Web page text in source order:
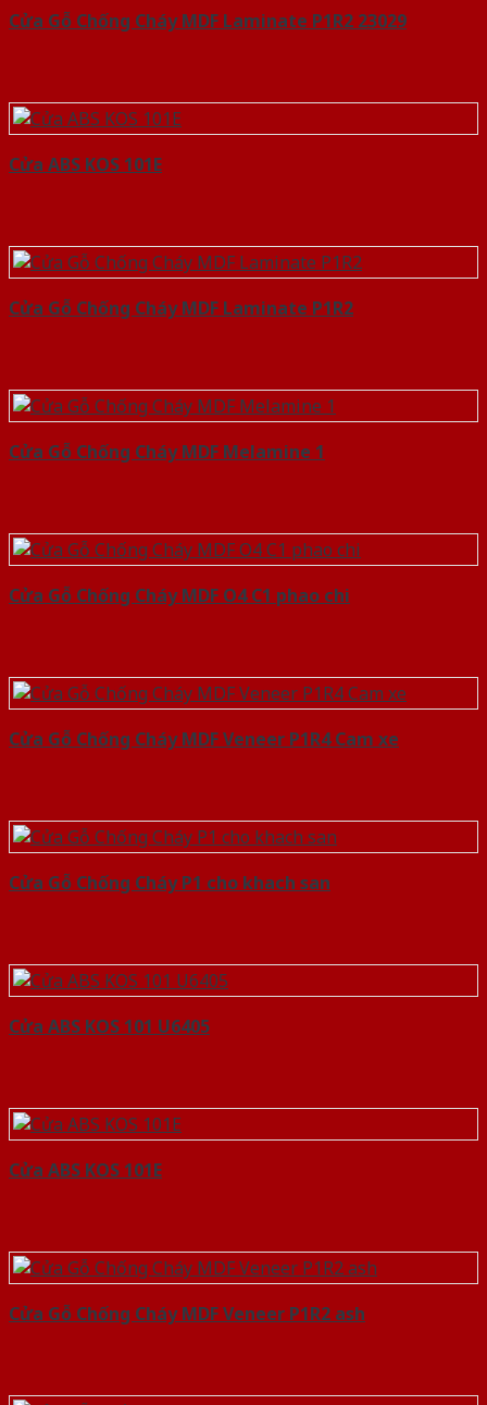
Cửa Gỗ Chống Cháy MDF Laminate P1R2 23029
Cửa ABS KOS 101E
Cửa Gỗ Chống Cháy MDF Laminate P1R2
Cửa Gỗ Chống Cháy MDF Melamine 1
Cửa Gỗ Chống Cháy MDF O4 C1 phao chi
Cửa Gỗ Chống Cháy MDF Veneer P1R4 Cam xe
Cửa Gỗ Chống Cháy P1 cho khach san
Cửa ABS KOS 101 U6405
Cửa ABS KOS 101E
Cửa Gỗ Chống Cháy MDF Veneer P1R2 ash